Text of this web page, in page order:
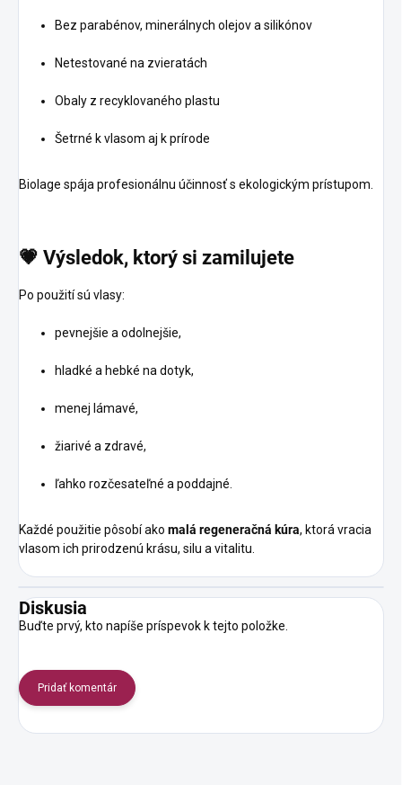
Bez parabénov, minerálnych olejov a silikónov
Netestované na zvieratách
Obaly z recyklovaného plastu
Šetrné k vlasom aj k prírode
Biolage spája profesionálnu účinnosť s ekologickým prístupom.
💗 Výsledok, ktorý si zamilujete
Po použití sú vlasy:
pevnejšie a odolnejšie,
hladké a hebké na dotyk,
menej lámavé,
žiarivé a zdravé,
ľahko rozčesateľné a poddajné.
Každé použitie pôsobí ako malá regeneračná kúra, ktorá vracia
vlasom ich prirodzenú krásu, silu a vitalitu.
Diskusia
Buďte prvý, kto napíše príspevok k tejto položke.
Pridať komentár